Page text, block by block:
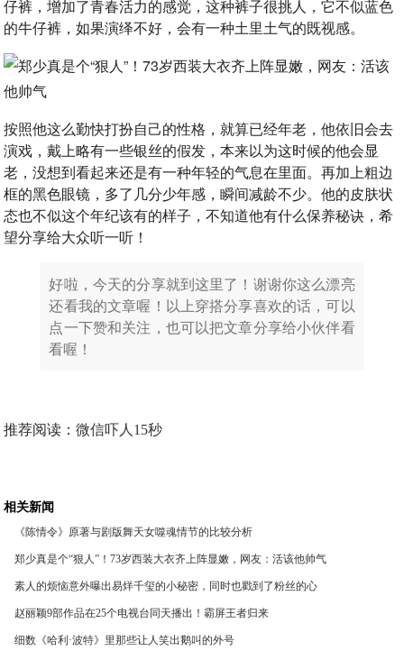
仔裤，增加了青春活力的感觉，这种裤子很挑人，它不似蓝色
的牛仔裤，如果演绎不好，会有一种土里土气的既视感。
按照他这么勤快打扮自己的性格，就算已经年老，他依旧会去
演戏，戴上略有一些银丝的假发，本来以为这时候的他会显
老，没想到看起来还是有一种年轻的气息在里面。再加上粗边
框的黑色眼镜，多了几分少年感，瞬间减龄不少。他的皮肤状
态也不似这个年纪该有的样子，不知道他有什么保养秘诀，希
望分享给大众听一听！
好啦，今天的分享就到这里了！谢谢你这么漂亮
还看我的文章喔！以上穿搭分享喜欢的话，可以
点一下赞和关注，也可以把文章分享给小伙伴看
看喔！
推荐阅读：微信吓人15秒
相关新闻
《陈情令》原著与剧版舞天女噬魂情节的比较分析
郑少真是个“狠人”！73岁西装大衣齐上阵显嫩，网友：活该他帅气
素人的烦恼意外曝出易烊千玺的小秘密，同时也戳到了粉丝的心
赵丽颖9部作品在25个电视台同天播出！霸屏王者归来
细数《哈利·波特》里那些让人笑出鹅叫的外号